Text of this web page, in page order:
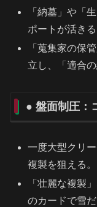
「納墓」や「
ポートが活きる
「蒐集家の保
立し、「適合
● 盤面制圧：
一度大型クリ
複製を狙える。
「壮麗な複製
のカードで雪